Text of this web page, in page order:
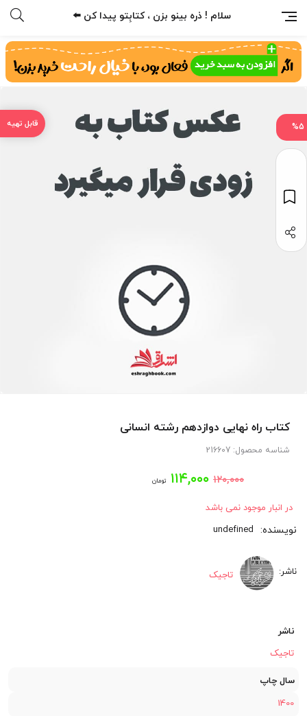
سلام ! ذره بینو بزن ، کتابِتو پیدا کن ⬅️
کتاب راه نهایی دوازدهم رشته انسانی
شناسه محصول: 216607
۱۲۰,۰۰۰ قیمت
اصلی:
۱۱۴,۰۰۰ تومانقیمت
در انبار موجود نمی باشد
undefined
تاجیک
ناشر
تاجیک
سال چاپ
1400